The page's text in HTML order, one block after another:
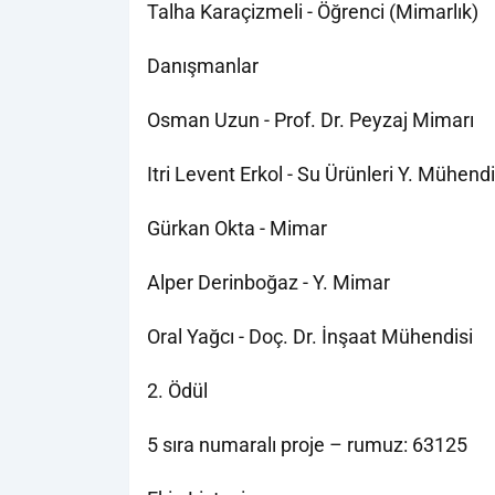
Talha Karaçizmeli - Öğrenci (Mimarlık)
Danışmanlar
Osman Uzun - Prof. Dr. Peyzaj Mimarı
Itri Levent Erkol - Su Ürünleri Y.
Gürkan Okta - Mimar
Alper Derinboğaz - Y. Mimar
Oral Yağcı - Doç. Dr. İnşaat Mühendisi
2. Ödül
5 sıra numaralı proje – rumuz: 63125